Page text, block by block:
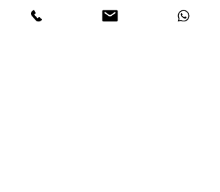
Bürgschaftsvertrag,
Astronomie...
Die von mir beglaubigte